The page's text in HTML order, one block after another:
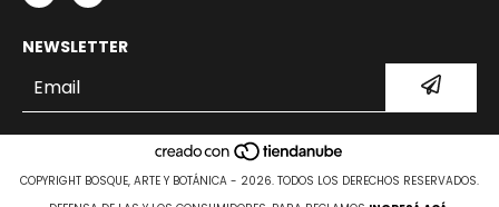
NEWSLETTER
COPYRIGHT BOSQUE, ARTE Y BOTÁNICA - 2026. TODOS LOS DERECHOS RESERVADOS.